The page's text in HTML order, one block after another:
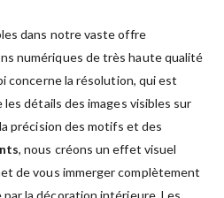
dans notre vaste offre
numériques de très haute qualité
concerne la résolution, qui est
détails des images visibles sur
précision des motifs et des
, nous créons un effet visuel
de vous immerger complètement
la décoration intérieure. Les